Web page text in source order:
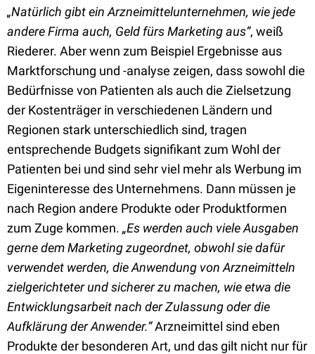
„Natürlich gibt ein Arzneimittelunternehmen, wie jede
andere Firma auch, Geld fürs Marketing aus“, weiß
Riederer. Aber wenn zum Beispiel Ergebnisse aus
Marktforschung und -analyse zeigen, dass sowohl die
Bedürfnisse von Patienten als auch die Zielsetzung
der Kostenträger in verschiedenen Ländern und
Regionen stark unterschiedlich sind, tragen
entsprechende Budgets signifikant zum Wohl der
Patienten bei und sind sehr viel mehr als Werbung im
Eigeninteresse des Unternehmens. Dann müssen je
nach Region andere Produkte oder Produktformen
zum Zuge kommen. „Es werden auch viele Ausgaben
gerne dem Marketing zugeordnet, obwohl sie dafür
verwendet werden, die Anwendung von Arzneimitteln
zielgerichteter und sicherer zu machen, wie etwa die
Entwicklungsarbeit nach der Zulassung oder die
Aufklärung der Anwender.“Arzneimittel sind eben
Produkte der besonderen Art, und das gilt nicht nur für